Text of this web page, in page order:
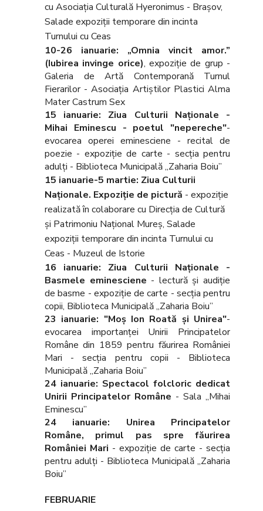
cu Asociaţia Culturală Hyeronimus - Braşov,
Salade expoziţii temporare din incinta
Turnului cu Ceas
10-26 ianuarie: „Omnia vincit amor.”
(Iubirea invinge orice), expoziţie de grup -
Galeria de Artă Contemporană Turnul
Fierarilor - Asociaţia Artiştilor Plastici Alma
Mater Castrum Sex
15 ianuarie: Ziua Culturii Naționale
-
Mihai Eminescu - poetul "nepereche"-
evocarea operei eminesciene - recital de
poezie - expoziţie de carte - secţia pentru
adulţi - Biblioteca Municipală „Zaharia Boiu”
15 ianuarie-5 martie: Ziua Culturii
Naţionale. Expoziţie de pictură - expoziţie
realizată în colaborare cu Direcţia de Cultură
şi Patrimoniu Naţional Mureş, Salade
expoziţii temporare din incinta Turnului cu
Ceas - Muzeul de Istorie
16 ianuarie: Ziua Culturii Naţionale -
Basmele eminesciene - lectură şi audiţie
de basme - expoziţie de carte - secţia pentru
copii, Biblioteca Municipală „Zaharia Boiu”
23 ianuarie: "Moş Ion Roată şi Unirea"-
evocarea importanţei Unirii Principatelor
Române din 1859 pentru făurirea României
Mari - secţia pentru copii - Biblioteca
Municipală „Zaharia Boiu”
24 ianuarie: Spectacol folcloric dedicat
Unirii Principatelor Române - Sala „Mihai
Eminescu”
24 ianuarie: Unirea Principatelor
Române, primul pas spre făurirea
României Mari - expoziţie de carte - secţia
pentru adulţi - Biblioteca Municipală „Zaharia
Boiu”
FEBRUARIE